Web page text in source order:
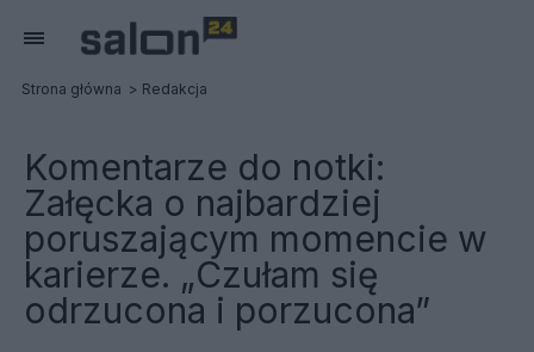
Strona główna Redakcja
Komentarze do notki:
Załęcka o najbardziej
poruszającym momencie w
karierze. „Czułam się
odrzucona i porzucona”